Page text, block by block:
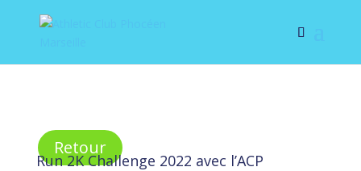
Retour
Run 2K Challenge 2022 avec l’ACP